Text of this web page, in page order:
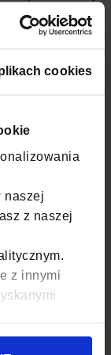
cookies
naszej
z naszej
z innymi
ZG 602
0,37 KG
35 CM
5903689731492